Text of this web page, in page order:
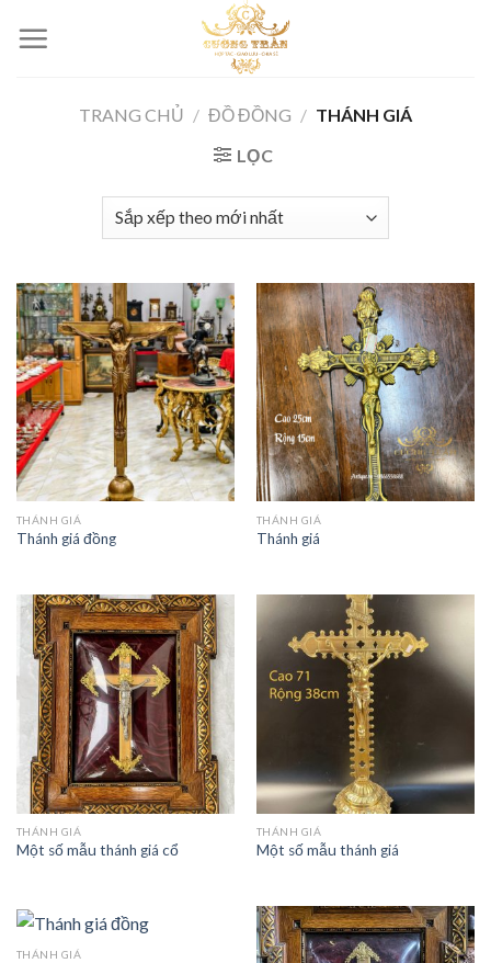
TRANG CHỦ / ĐỒ ĐỒNG / THÁNH GIÁ
LỌC
THÁNH GIÁ
Thánh giá đồng
THÁNH GIÁ
Thánh giá
THÁNH GIÁ
Một số mẫu thánh giá cổ
THÁNH GIÁ
Một số mẫu thánh giá
THÁNH GIÁ